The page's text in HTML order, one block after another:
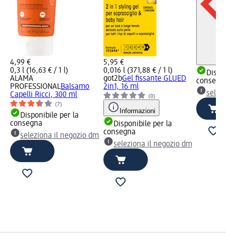
4,99 €
0,3 l (16,63 € / 1 l)
ALAMA
PROFESSIONALBalsamo
Capelli Ricci, 300 ml
(7)
Disponibile per la
consegna
seleziona il negozio dm
5,95 €
0,016 l (371,88 € / 1 l)
got2bGel fissante GLUED
2in1, 16 ml
(0)
Informazioni
Disponibile per la
consegna
seleziona il negozio dm